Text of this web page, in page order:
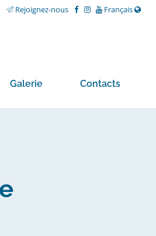
Rejoignez-nous Français
Galerie Contacts